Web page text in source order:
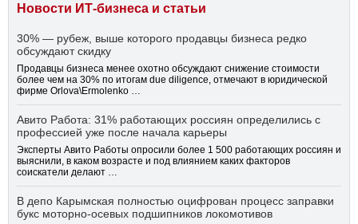
Новости ИТ-бизнеса и статьи
30% — рубеж, выше которого продавцы бизнеса редко
обсуждают скидку
Продавцы бизнеса менее охотно обсуждают снижение стоимости
более чем на 30% по итогам due diligence, отмечают в юридической
фирме Orlova\Ermolenko …
Авито Работа: 31% работающих россиян определились с
профессией уже после начала карьеры
Эксперты Авито Работы опросили более 1 500 работающих россиян и
выяснили, в каком возрасте и под влиянием каких факторов
соискатели делают …
В депо Карымская полностью оцифрован процесс заправки
букс моторно-осевых подшипников локомотивов